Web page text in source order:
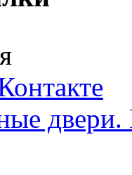
двери.